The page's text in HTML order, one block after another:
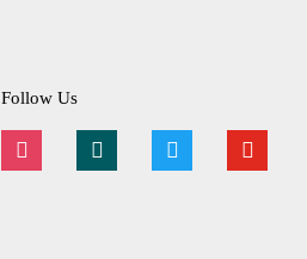
Follow Us
instagram xing twitter youtube